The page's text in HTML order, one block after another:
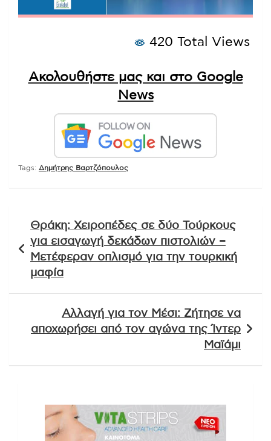
420 Total Views
Ακολουθήστε μας και στο Google
News
Tags: Δημήτρης Βαρτζόπουλος
άρθρων
Θράκη: Χειροπέδες σε δύο Τούρκους
για εισαγωγή δεκάδων πιστολιών –
Μετέφεραν οπλισμό για την τουρκική
μαφία
Αλλαγή για τον Μέσι: Ζήτησε να
αποχωρήσει από τον αγώνα της Ίντερ
Μαϊάμι